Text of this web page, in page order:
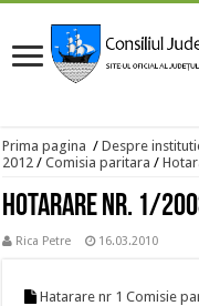
Prima pagina / Despre
2012 / Comisia paritara /
Hotarare nr. 1/
Rica Petre 16.03.2010
Hatarare nr 1 Comisie